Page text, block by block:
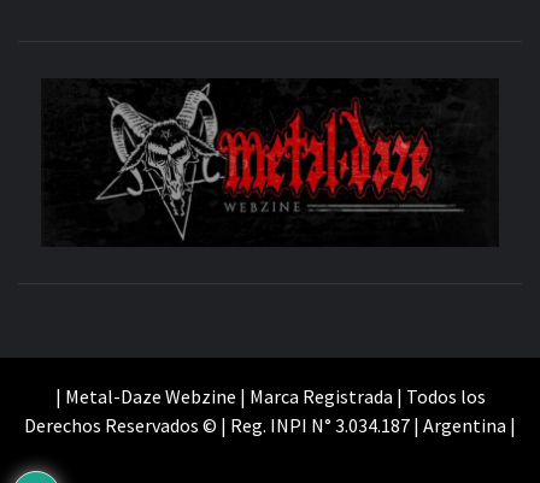
| Metal-Daze Webzine | Marca Registrada | Todos los
Derechos Reservados © | Reg. INPI N° 3.034.187 | Argentina |